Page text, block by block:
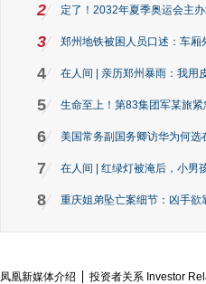
2 定了！2032年夏季奥运会主
3 郑州地铁被困人员口述：车
4 在人间 | 亲历郑州暴雨：我用
5 生命至上！第83集团军某旅
6 美国常务副国务卿访华为何选
7 在人间 | 红绿灯被淹后，小男
8 重庆姐弟坠亡案细节：凶手
凤凰新媒体介绍 投资者关系 Investor